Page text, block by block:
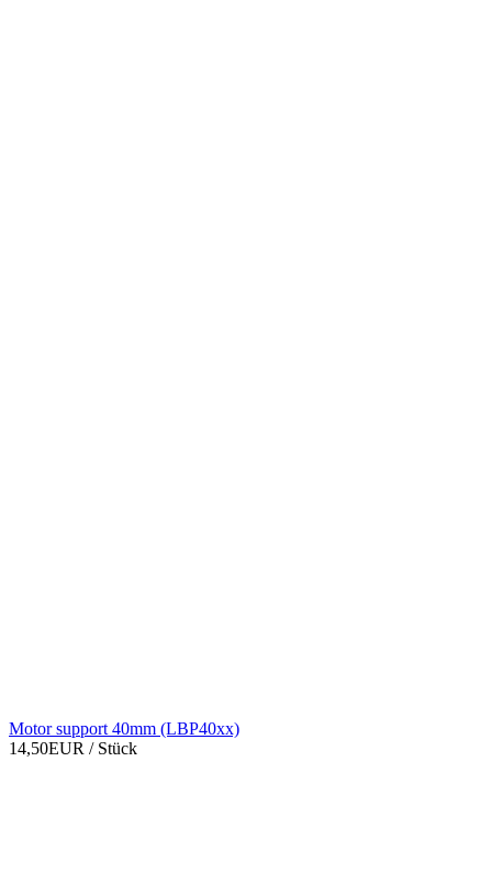
Motor support 40mm (LBP40xx)
14,50EUR / Stück